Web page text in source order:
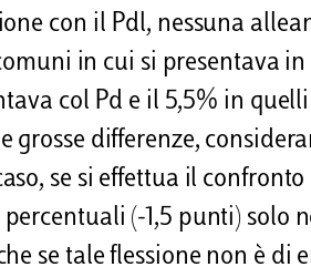
con il Pdl, nessuna
in cui si presentava in
col Pd e il 5,5% in
grosse differenze,
se si effettua il confronto
(-1,5 punti) solo
se tale flessione non è di